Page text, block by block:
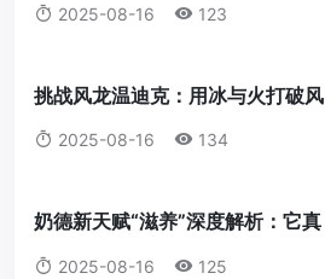
2025-08-16 123
挑战风龙温迪克：用冰与火打破风
暴统治！
2025-08-16 134
奶德新天赋“滋养”深度解析：它真
的值得我们放弃愈合吗？
2025-08-16 125